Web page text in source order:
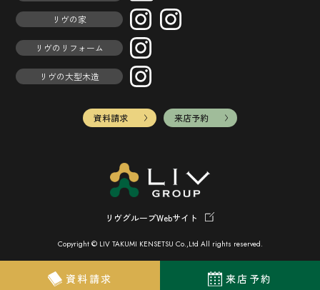
資料請求 来店予約
リヴの家
リヴのリフォーム
リヴの大型木造
資料請求 来店予約
リヴグループWebサイト
Copyright © LIV TAKUMI KENSETSU Co.,Ltd All rights reserved.